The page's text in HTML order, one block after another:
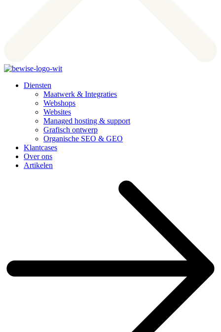
Diensten
Maatwerk & Integraties
Webshops
Websites
Managed hosting & support
Grafisch ontwerp
Organische SEO & GEO
Klantcases
Over ons
Artikelen